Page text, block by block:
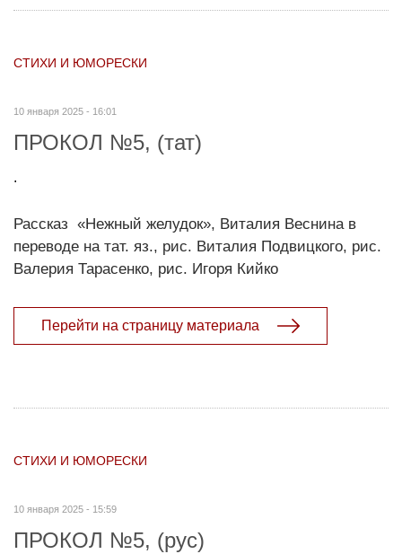
СТИХИ И ЮМОРЕСКИ
10 января 2025 - 16:01
ПРОКОЛ №5, (тат)
.
Рассказ «Нежный желудок», Виталия Веснина в
переводе на тат. яз., рис. Виталия Подвицкого, рис.
Валерия Тарасенко, рис. Игоря Кийко
Перейти на страницу материала
СТИХИ И ЮМОРЕСКИ
10 января 2025 - 15:59
ПРОКОЛ №5, (рус)